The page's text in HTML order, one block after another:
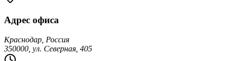
Адрес офиса
Краснодар Россия
350000 , ул. Северная 405